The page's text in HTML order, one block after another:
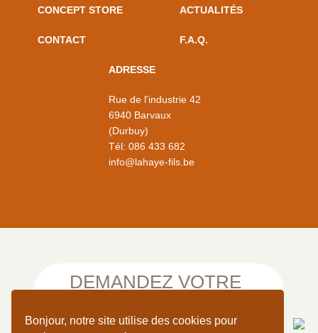
Bonjour, notre site utilise des cookies pour
CONCEPT STORE ACTUALITÉS
CONTACT F.A.Q.
ADRESSE
Rue de l'industrie 42
6940 Barvaux
(Durbuy)
Tél:086 433 682
info@lahaye-fils.be
DEMANDEZ VOTRE